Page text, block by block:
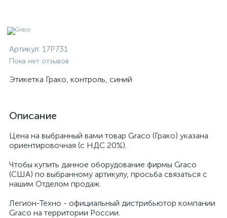
Артикул: 17P731
Пока нет отзывов
Этикетка Грако, контроль, синий
Описание
Цена на выбранный вами товар Graco (Грако) указана
ориентировочная (с НДС 20%).
Чтобы купить данное оборудование фирмы Graco
(США) по выбранному артикулу, просьба связаться с
нашим Отделом продаж.
Легион-Техно - официальный дистрибьютор компании
Graco на территории России.